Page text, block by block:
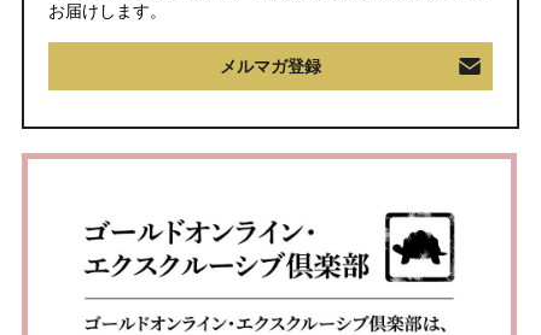
お届けします。
メルマガ登録